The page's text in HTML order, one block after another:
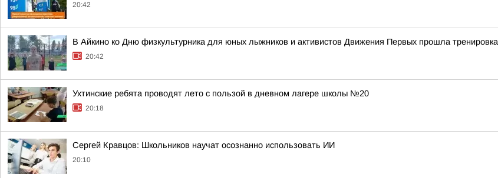
20:42
В Айкино ко Дню физкультурника для юных лыжников и активистов Движения Первых прошла тренировка
20:42
Ухтинские ребята проводят лето с пользой в дневном лагере школы №20
20:18
Сергей Кравцов: Школьников научат осознанно использовать ИИ
20:10